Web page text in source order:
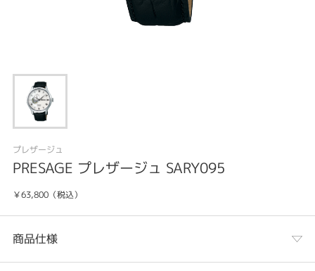
プレザージュ
PRESAGE プレザージュ SARY095
￥63,800（税込）
商品仕様